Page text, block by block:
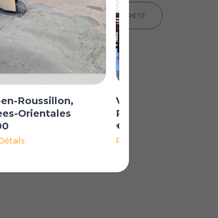
IMPRIMER LES DÉTAILS DE LA PROPRIÉTÉ
Roussillon,
Orientales
Vernet-les-Bains,
Pyrenees-
€41 600
Plus de Détails